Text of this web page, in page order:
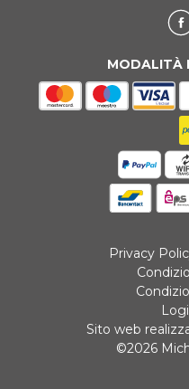
MODALITÀ
Privacy
Sito web
©2026